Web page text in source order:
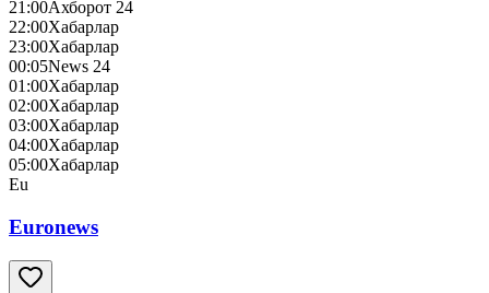
21:00Ахборот 24
22:00Хабарлар
23:00Хабарлар
00:05News 24
01:00Хабарлар
02:00Хабарлар
03:00Хабарлар
04:00Хабарлар
05:00Хабарлар
Eu
Euronews